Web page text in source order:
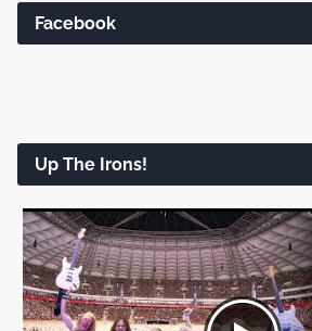
Facebook
Up The Irons!